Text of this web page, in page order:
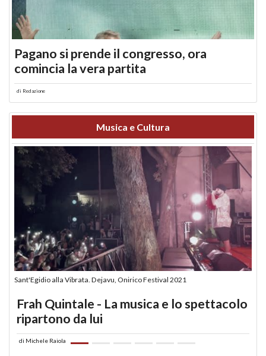
Pagano si prende il congresso, ora
comincia la vera partita
di Redazione
Musica e Cultura
Sant'Egidio alla Vibrata. Dejavu, Onirico Festival 2021
Frah Quintale - La musica e lo spettacolo
ripartono da lui
di Michele Raiola